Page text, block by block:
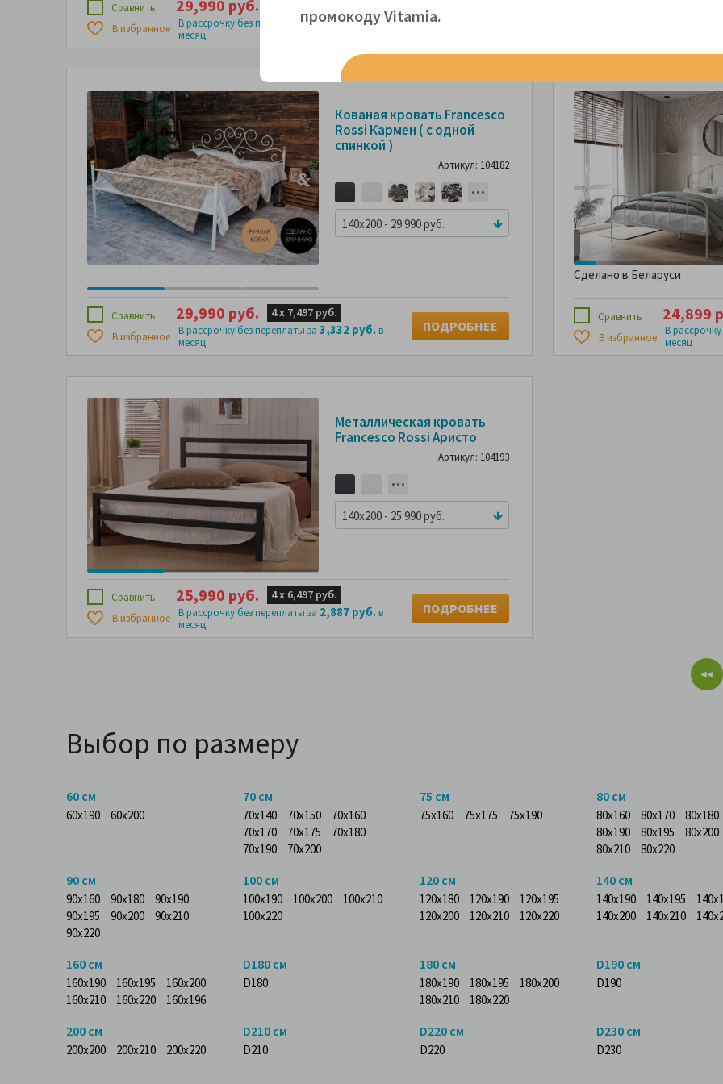
Сравнить
В избранное
29,990 руб.
В рассрочку без переплаты за3,332 руб.в
месяц
ПОДРОБНЕЕ
Кованая кровать Francesco
Rossi Кармен ( с одной
спинкой )
Артикул: 104182
140x200 - 29 990 руб.
Сравнить
В избранное
29,990 руб. 4 х 7,497 руб.
В рассрочку без переплаты за 3,332 руб.в
месяц
ПОДРОБНЕЕ
Сделано в Беларуси
Сравнить
В избранное
24,899
В
месяц
Металлическая кровать
Francesco Rossi Аристо
Артикул: 104193
140x200 - 25 990 руб.
Сравнить
В избранное
25,990 руб. 4 х 6,497 руб.
В рассрочку без переплаты за 2,887 руб.в
месяц
ПОДРОБНЕЕ
◀◀
Выбор по размеру
60 см
60x190 60x200
70 см
70x140 70x150
70x160
70x170
70x175
70x180
70x190
70x200
75 см
75x160 75x175 75x190
80 см
80x160 80x170
80x180
80x190
80x195
80x200
80x210
80x220
90 см
90x160 90x180
90x190
90x195
90x200
90x210
90x220
100 см
100x190 100x200
100x210
100x220
120 см
120x180 120x190
120x195
120x200
120x210 120x220
140 см
140x190 140x195
140x200
140x210
160 см
160x190 160x195
160x200
160x210
160x220 160x196
D180 см
D180
180 см
180x190 180x195
180x200
180x210
180x220
D190 см
D190
200 см
200x200 200x210 200x220
D210 см
D210
D220 см
D220
D230 см
D230
промокоду Vitamiа.